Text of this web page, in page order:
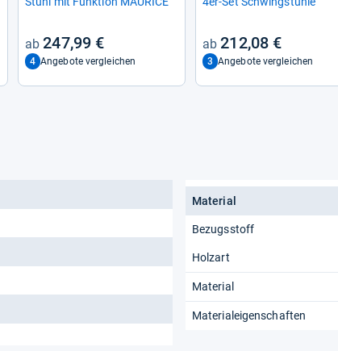
247,99 €
4 Angebote vergleichen
212,08 €
3 Angebote vergleichen
Material
Bezugsstoff
Holzart
Material
Materialeigenschaften